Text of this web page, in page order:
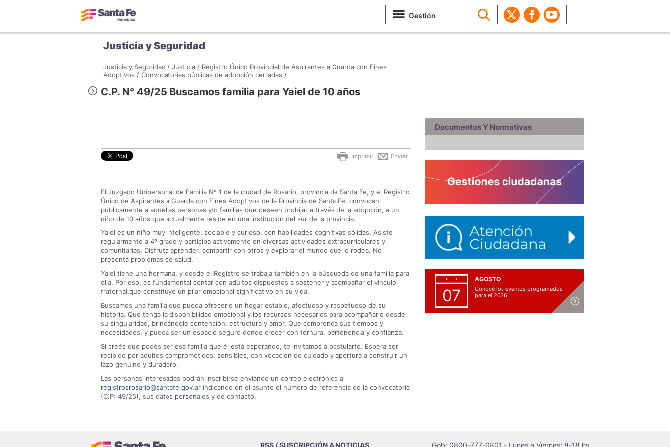
Gestión
Justicia y Seguridad
Justicia y Seguridad / Justicia / Registro Único Provincial de Aspirantes a Guarda con Fines
Adoptivos / Convocatorias públicas de adopción cerradas /
C.P. N° 49/25 Buscamos familia para Yaiel de 10 años
Enviar
Imprimir
El Juzgado Unipersonal de Familia Nº 1 de la ciudad de Rosario, provincia de Santa Fe, y el Registro
Único de Aspirantes a Guarda con Fines Adoptivos de la Provincia de Santa Fe, convocan
públicamente a aquellas personas y/o familias que deseen prohijar a través de la adopción, a un
niño de 10 años que actualmente reside en una institución del sur de la provincia.
Yaiel es un niño muy inteligente, sociable y curioso, con habilidades cognitivas sólidas. Asiste
regularmente a 4º grado y participa activamente en diversas actividades extracurriculares y
comunitarias. Disfruta aprender, compartir con otros y explorar el mundo que lo rodea. No
presenta problemas de salud.
Yaiel tiene una hermana, y desde el Registro se trabaja también en la búsqueda de una familia para
ella. Por eso, es fundamental contar con adultos dispuestos a sostener y acompañar el vínculo
fraternal,que constituye un pilar emocional significativo en su vida.
Buscamos una familia que pueda ofrecerle un hogar estable, afectuoso y respetuoso de su
historia. Que tenga la disponibilidad emocional y los recursos necesarios para acompañarlo desde
su singularidad, brindándole contención, estructura y amor. Que comprenda sus tiempos y
necesidades, y pueda ser un espacio seguro donde crecer con ternura, pertenencia y confianza.
Si creés que podés ser esa familia que él está esperando, te invitamos a postularte. Espera ser
recibido por adultos comprometidos, sensibles, con vocación de cuidado y apertura a construir un
lazo genuino y duradero.
Las personas interesadas podrán inscribirse enviando un correo electrónico a
registrosrosario@santafe.gov.ar indicando en el asunto el número de referencia de la convocatoria
(C.P: 49/25), sus datos personales y de contacto.
Documentos Y Normativas
07
AGOSTO
Conocé los eventos programados
para el 2026
RSS / SUSCRIPCIÓN A NOTICIAS Gob: 0800-777-0801 - Lunes a Viernes: 8-18 hs